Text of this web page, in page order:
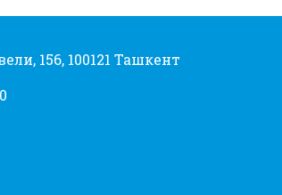
156, 100121 Ташкент